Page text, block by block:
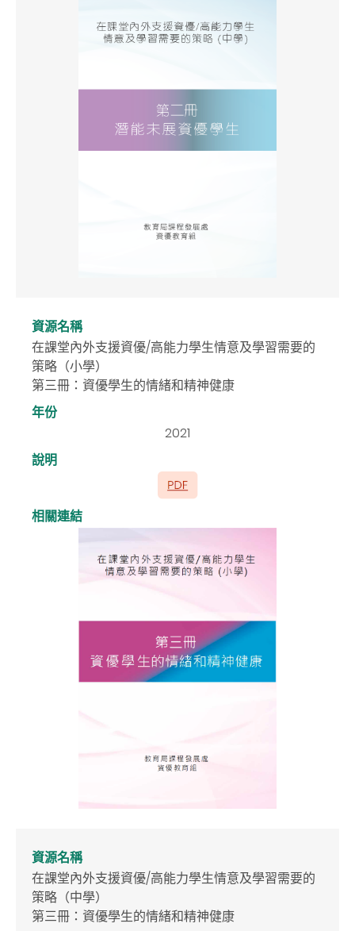
資源名稱
在課堂內外支援資優/高能力學生情意及學習需要的
策略（小學）
第三冊：資優學生的情緒和精神健康
年份
2021
說明
相關連結
資源名稱
在課堂內外支援資優/高能力學生情意及學習需要的
策略（中學）
第三冊：資優學生的情緒和精神健康